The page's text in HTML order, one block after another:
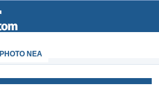
PHOTO NEA